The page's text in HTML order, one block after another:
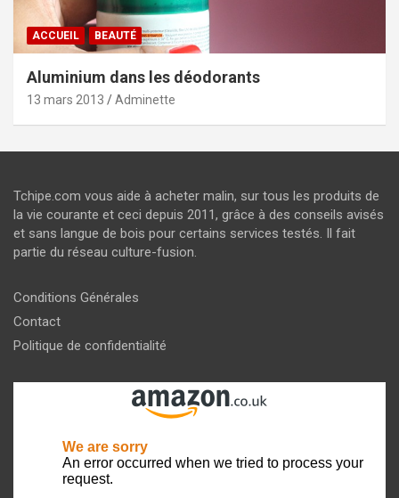
ACCUEIL BEAUTÉ
Aluminium dans les déodorants
13 mars 2013 Adminette
Tchipe.com vous aide à acheter malin, sur tous les produits de
la vie courante et ceci depuis 2011, grâce à des conseils avisés
et sans langue de bois pour certains services testés. Il fait
partie du réseau culture-fusion.
Conditions Générales
Contact
Politique de confidentialité